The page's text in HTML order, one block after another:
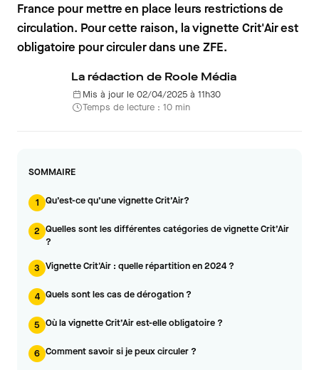
France pour mettre en place leurs restrictions de
circulation. Pour cette raison, la vignette Crit'Air est
obligatoire pour circuler dans une ZFE.
La rédaction de Roole Média
Mis à jour le 02/04/2025 à 11h30
Temps de lecture : 10 min
SOMMAIRE
1 Qu’est-ce qu’une vignette Crit’Air?
2 Quelles sont les différentes catégories de vignette Crit’Air
?
3 Vignette Crit'Air : quelle répartition en 2024 ?
4 Quels sont les cas de dérogation ?
5 Où la vignette Crit’Air est-elle obligatoire ?
6 Comment savoir si je peux circuler ?